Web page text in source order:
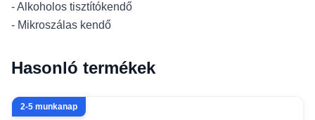
- Alkoholos tisztítókendő
- Mikroszálas kendő
Hasonló termékek
2-5 munkanap